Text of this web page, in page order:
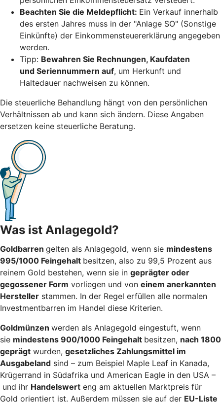
Beachten Sie die Meldepflicht: Ein Verkauf innerhalb
des ersten Jahres muss in der "Anlage SO" (Sonstige
Einkünfte) der Einkommensteuererklärung angegeben
werden.
Tipp: Bewahren Sie Rechnungen, Kaufdaten
und Seriennummern auf, um Herkunft und
Haltedauer nachweisen zu können.
Die steuerliche Behandlung hängt von den persönlichen
Verhältnissen ab und kann sich ändern. Diese Angaben
ersetzen keine steuerliche Beratung.
Was ist Anlagegold?
Goldbarren gelten als Anlagegold, wenn sie mindestens
995/1000 Feingehalt besitzen, also zu 99,5 Prozent aus
reinem Gold bestehen, wenn sie in geprägter oder
gegossener Form vorliegen und von einem anerkannten
Hersteller stammen. In der Regel erfüllen alle normalen
Investmentbarren im Handel diese Kriterien.
Goldmünzen werden als Anlagegold eingestuft, wenn
sie mindestens 900/1000 Feingehalt besitzen, nach 1800
geprägt wurden, gesetzliches Zahlungsmittel im
Ausgabeland sind – zum Beispiel Maple Leaf in Kanada,
Krügerrand in Südafrika und American Eagle in den USA –
und ihr Handelswert eng am aktuellen Marktpreis für
Gold orientiert ist. Außerdem müssen sie auf der EU-Liste